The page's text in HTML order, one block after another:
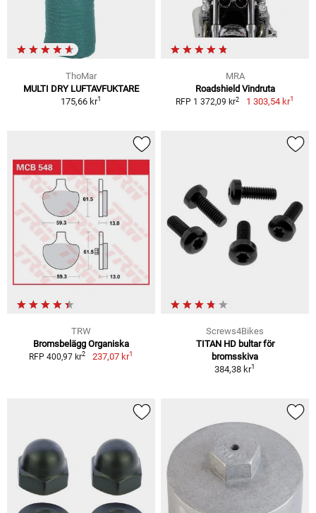
ThoMar
MULTI DRY LUFTAVFUKTARE
175,66 kr1
MRA
Roadshield Vindruta
RFP 1 372,09 kr2 1 303,54 kr1
TRW
Bromsbelägg Organiska
RFP 400,97 kr2 237,07 kr1
Screws4Bikes
TITAN HD bultar för
bromsskiva
384,38 kr1